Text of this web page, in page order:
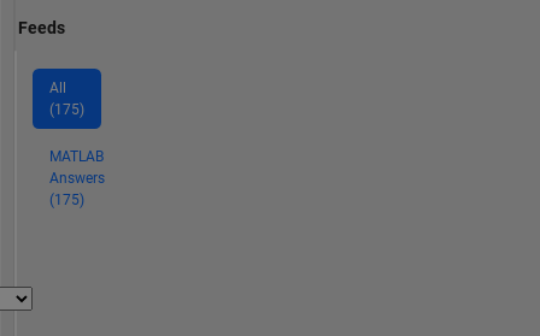
Feeds
All
(175)
MATLAB
Answers
(175)